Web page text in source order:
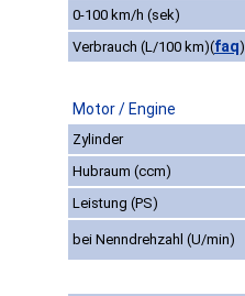
0-100 km/h (sek)
Verbrauch (L/100 km)(faq)
Motor / Engine
Zylinder
Hubraum (ccm)
Leistung (PS)
bei Nenndrehzahl (U/min)